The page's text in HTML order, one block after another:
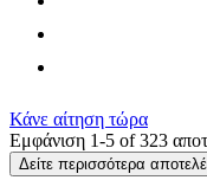
Κάνε αίτηση τώρα
Εμφάνιση 1-5 of323
Δείτε περισσότερα